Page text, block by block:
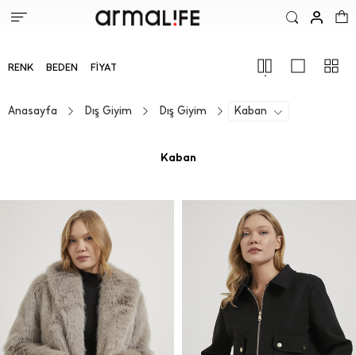
Kaban
Dış Giyim
Dış Giyim
Anasayfa
RENK BEDEN FIYAT
Kaban